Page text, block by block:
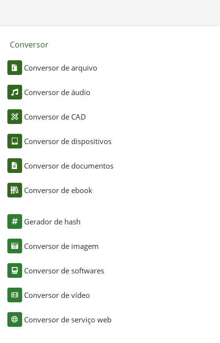
Conversor
Conversor de arquivo
Conversor de áudio
Conversor de CAD
Conversor de dispositivos
Conversor de documentos
Conversor de ebook
Gerador de hash
Conversor de imagem
Conversor de softwares
Conversor de vídeo
Conversor de serviço web